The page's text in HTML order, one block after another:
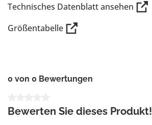
Technisches Datenblatt ansehen
Größentabelle
0 von 0 Bewertungen
Bewerten Sie dieses Produkt!